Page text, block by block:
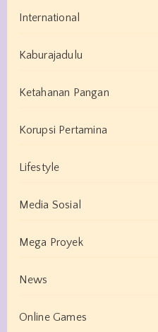
International
Kaburajadulu
Ketahanan Pangan
Korupsi Pertamina
Lifestyle
Media Sosial
Mega Proyek
News
Online Games